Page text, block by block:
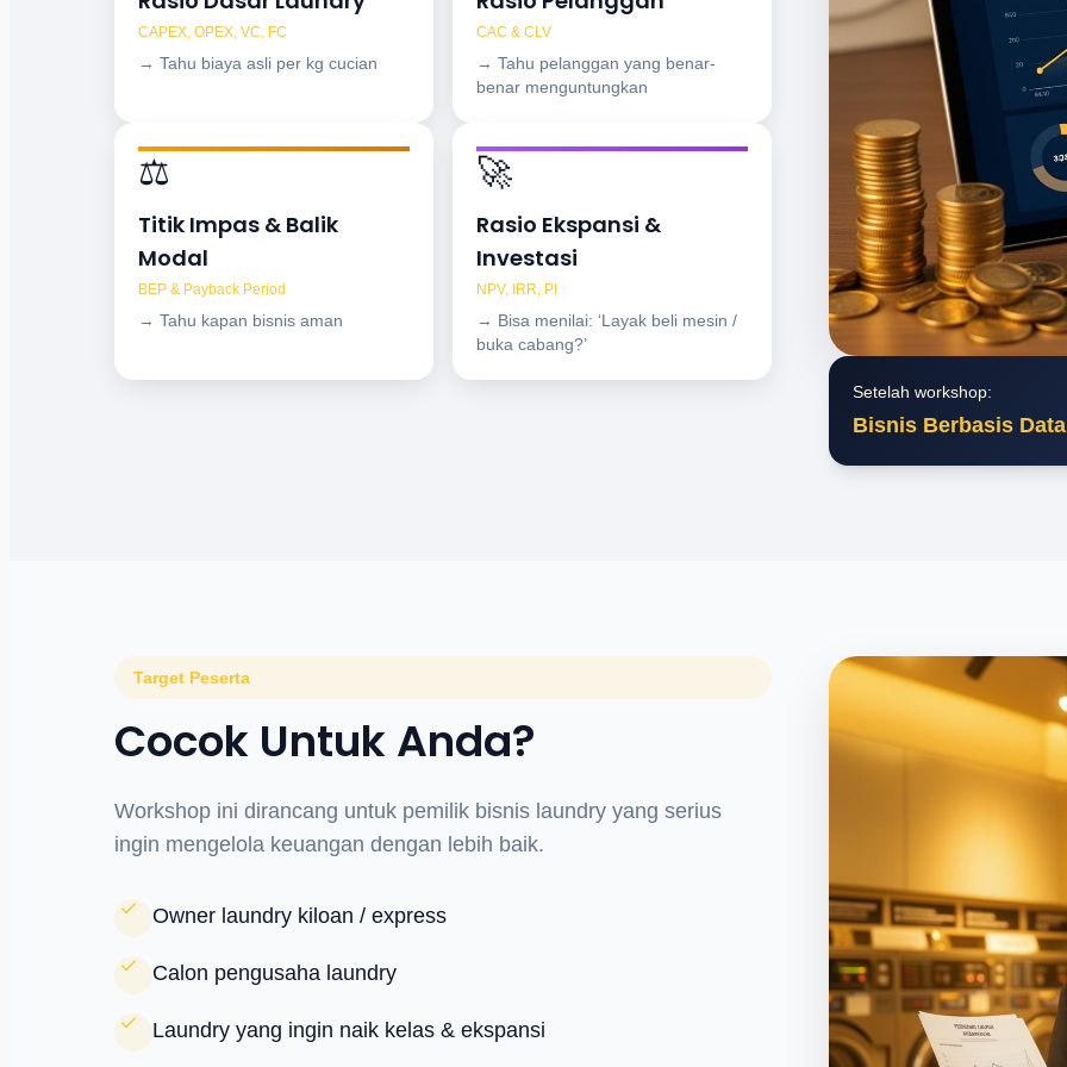
CAPEX, OPEX, VC, FC
→ Tahu biaya asli per kg cucian
CAC & CLV
→ Tahu pelanggan yang benar-
benar menguntungkan
⚖️
Titik Impas & Balik
Modal
BEP & Payback Period
→ Tahu kapan bisnis aman
🚀
Rasio Ekspansi &
Investasi
NPV, IRR, PI
→ Bisa menilai: ‘Layak beli mesin /
buka cabang?’
Setelah workshop:
Bisnis Berbasis
Target Peserta
Cocok Untuk Anda?
Workshop ini dirancang untuk pemilik bisnis laundry yang serius
ingin mengelola keuangan dengan lebih baik.
Owner laundry kiloan / express
Calon pengusaha laundry
Laundry yang ingin naik kelas & ekspansi